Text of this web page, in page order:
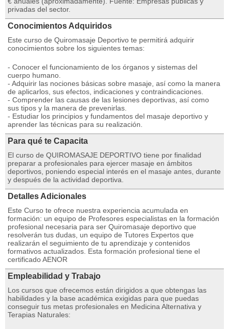
privadas del sector.
Conocimientos Adquiridos
Este curso de Quiromasaje Deportivo te permitirá adquirir
conocimientos sobre los siguientes temas:
- Conocer el funcionamiento de los órganos y sistemas del
cuerpo humano.
- Adquirir las nociones básicas sobre masaje, así como la manera
de aplicarlos, sus efectos, indicaciones y contraindicaciones.
- Comprender las causas de las lesiones deportivas, así como
sus tipos y la manera de prevenirlas.
- Estudiar los principios y fundamentos del masaje deportivo y
aprender las técnicas para su realización.
Para qué te Capacita
El curso de QUIROMASAJE DEPORTIVO tiene por finalidad
preparar a profesionales para ejercer masaje en ámbitos
deportivos, poniendo especial interés en el masaje antes, durante
y después de la actividad deportiva.
Detalles Adicionales
Este Curso te ofrece nuestra experiencia acumulada en
formación: un equipo de Profesores especialistas en la formación
profesional necesaria para ser Quiromasaje deportivo que
resolverán tus dudas, un equipo de Tutores Expertos que
realizarán el seguimiento de tu aprendizaje y contenidos
formativos actualizados. Esta formación profesional tiene el
certificado AENOR
Empleabilidad y Trabajo
Los cursos que ofrecemos están dirigidos a que obtengas las
habilidades y la base académica exigidas para que puedas
conseguir tus metas profesionales en Medicina Alternativa y
Terapias Naturales: